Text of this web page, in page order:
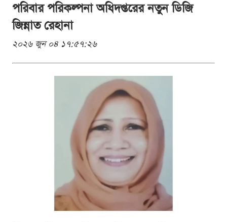
পরিবার পরিকল্পনা অধিদপ্তরের নতুন ডিজি
জিন্নাত রেহানা
২০২৬ জুন ০৪ ১৭:৫৭:২৬